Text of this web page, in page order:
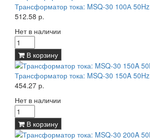
Трансформатор тока: MSQ-30 100А 50Hz
512.58 р.
Нет в наличии
В корзину
Трансформатор тока: MSQ-30 150A 50Hz
454.27 р.
Нет в наличии
В корзину